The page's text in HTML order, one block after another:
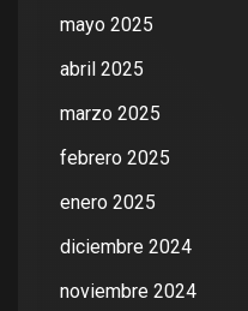
mayo 2025
abril 2025
marzo 2025
febrero 2025
enero 2025
diciembre 2024
noviembre 2024